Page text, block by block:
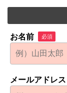
お名前 必須
メールアドレス